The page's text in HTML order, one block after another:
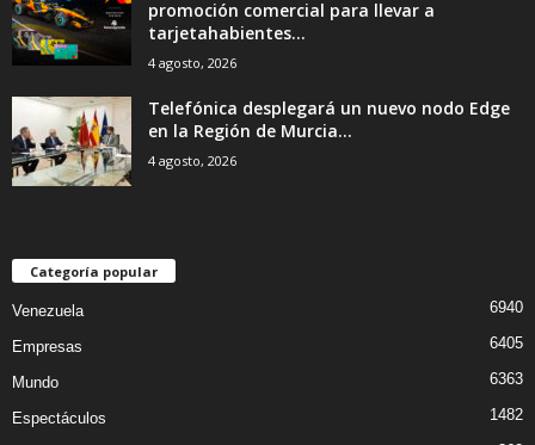
promoción comercial para llevar a
tarjetahabientes...
4 agosto, 2026
Telefónica desplegará un nuevo nodo Edge
en la Región de Murcia...
4 agosto, 2026
Categoría popular
Venezuela 6940
Empresas 6405
Mundo 6363
Espectáculos
1482